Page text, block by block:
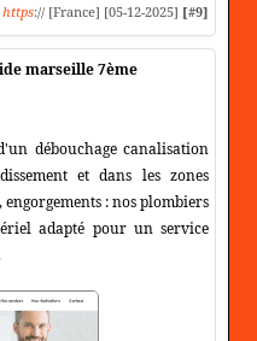
https:// [France] [05-12-2025] [#9]
marseille 7ème
débouchage canalisation
et dans les zones
: nos plombiers
adapté pour un service